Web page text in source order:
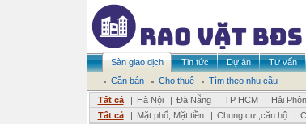
Sàn giao dịch Tin tức Dự án Tư vấn
Cần bán
Cho thuê
Tìm theo nhu cầu
Tất cả
| Hà Nội | Đà Nẵng | TP HCM | Hải
Tất cả
| Mặt phố, Mặt tiền | Chung cư ,căn hộ |